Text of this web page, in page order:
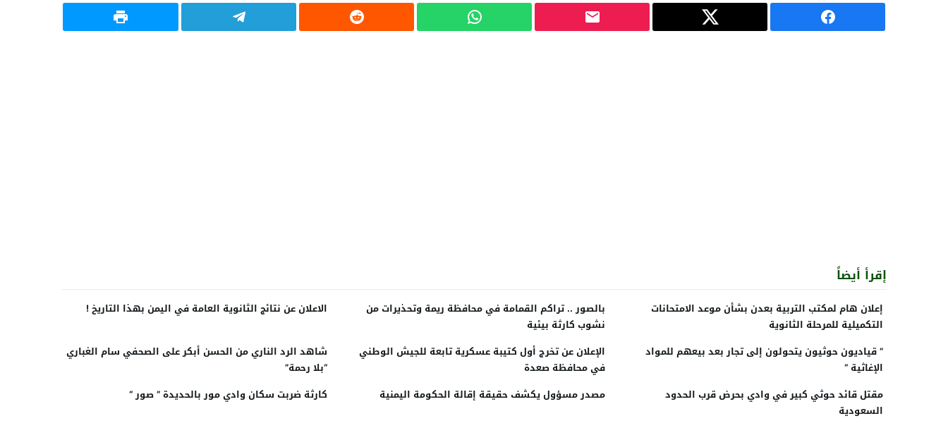
إقرأ أيضاً
إعلان هام لمكتب التربية بعدن بشأن موعد الامتحانات
التكميلية للمرحلة الثانوية
بالصور .. تراكم القمامة في محافظة ريمة وتحذيرات من
نشوب كارثة بيئية
الاعلان عن نتائج الثانوية العامة في اليمن بهذا التاريخ !
” قياديون حوثيون يتحولون إلى تجار بعد بيعهم للمواد
الإغاثية “
الإعلان عن تخرج أول كتيبة عسكرية تابعة للجيش الوطني
في محافظة صعدة
شاهد الرد الناري من الحسن أبكر على الصحفي سام الغباري
“بلا رحمة”
مقتل قائد حوثي كبير في وادي بحرض قرب الحدود
السعودية
مصدر مسؤول يكشف حقيقة إقالة الحكومة اليمنية كارثة ضربت سكان وادي مور بالحديدة ” صور “